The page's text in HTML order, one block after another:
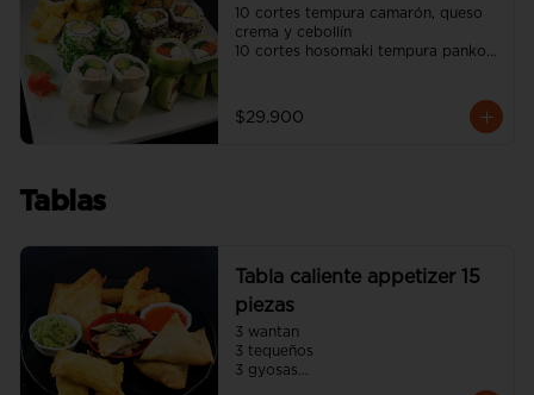
unagui, 3 palitos)
10 cortes tempura camarón, queso
crema y cebollín
10 cortes hosomaki tempura panko
crema y ciboulette
10 cortes california sésamo salmón,
$29.900
Tablas
Tabla caliente appetizer 15
piezas
3 wantan
3 tequeños
3 gyosas